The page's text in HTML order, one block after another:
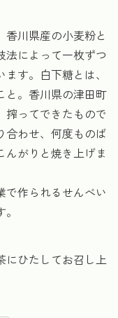
香川県産の小麦粉と
法によって一枚ずつ
す。白下糖とは、
と。香川県の津田町
搾ってできたもので
合わせ、何度ものば
んがりと焼き上げま
で作られるせんべい
にひたしてお召し上